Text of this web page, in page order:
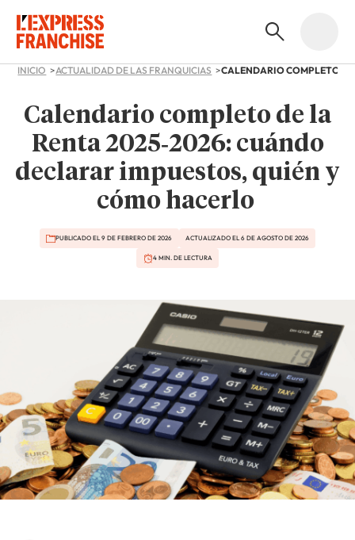
INICIO ACTUALIDAD DE LAS FRANQUICIAS
Calendario completo de la
Renta 2025‑2026: cuándo
declarar impuestos, quién y
cómo hacerlo
PUBLICADO EL 9 DE FEBRERO DE 2026 ACTUALIZADO EL 6 DE AGOSTO DE 2026
4 MIN. DE LECTURA